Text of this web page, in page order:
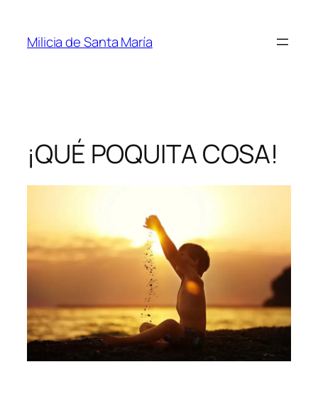
contenido
Milicia de Santa María
¡QUÉ POQUITA COSA!